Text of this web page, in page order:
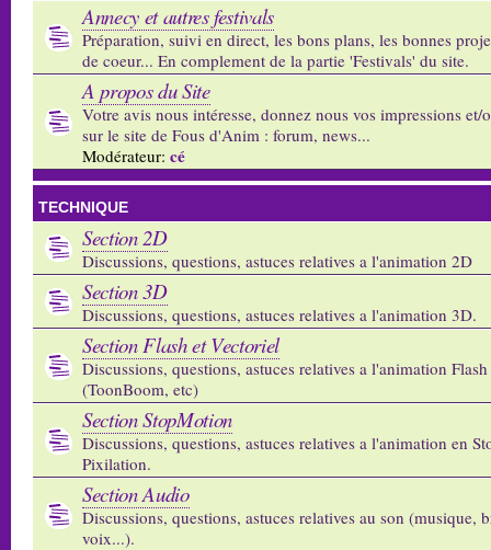
Annecy et autres festivals
Préparation, suivi en direct, les bons plans, les bonnes
de coeur... En complement de la partie 'Festivals' du site.
A propos du Site
Votre avis nous intéresse, donnez nous vos impressions et/
sur le site de Fous d'Anim : forum, news...
Modérateur: cé
TECHNIQUE
Section 2D
Discussions, questions, astuces relatives a l'animation 2D
Section 3D
Discussions, questions, astuces relatives a l'animation 3D.
Section Flash et Vectoriel
Discussions, questions, astuces relatives a l'animation
(ToonBoom, etc)
Section StopMotion
Discussions, questions, astuces relatives a l'animation en
Pixilation.
Section Audio
Discussions, questions, astuces relatives au son (musique,
voix...).